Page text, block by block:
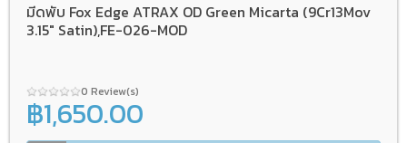
มีดพับ Fox Edge ATRAX OD Green Micarta (9Cr13Mov
3.15" Satin),FE-026-MOD
0 Review(s)
฿1,650.00